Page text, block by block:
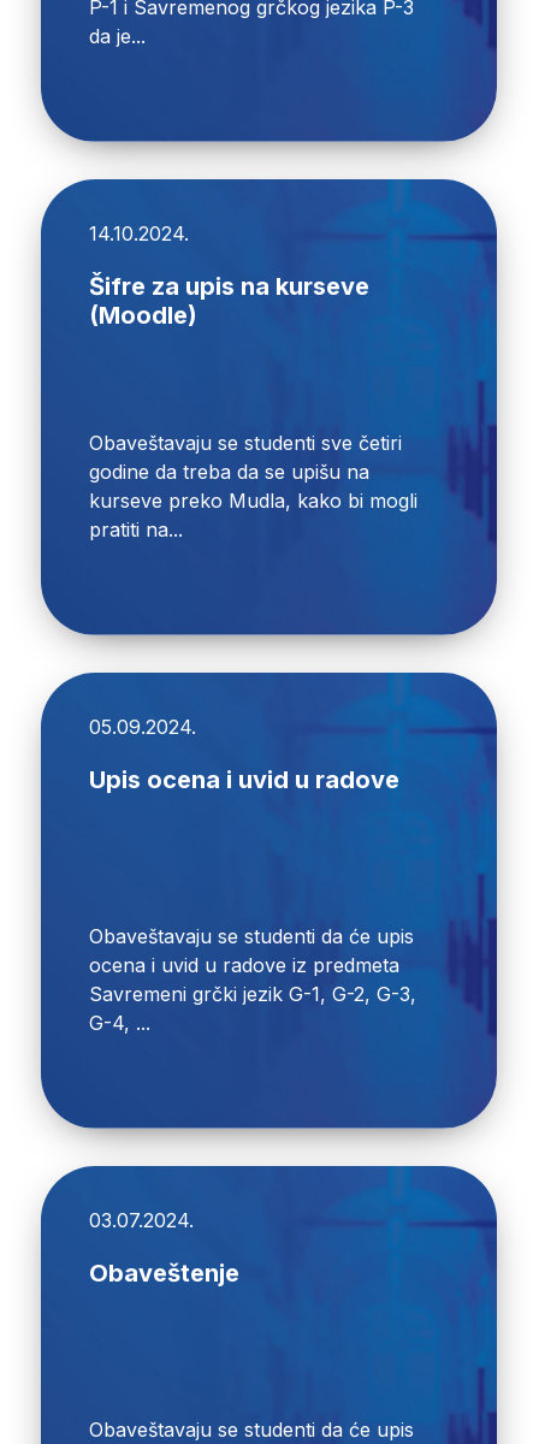
P-1 i Savremenog grčkog jezika P-3
da je...
14.10.2024.
Šifre za upis na kurseve
(Moodle)
Obaveštavaju se studenti sve četiri
godine da treba da se upišu na
kurseve preko Mudla, kako bi mogli
pratiti na...
05.09.2024.
Upis ocena i uvid u radove
Obaveštavaju se studenti da će upis
ocena i uvid u radove iz predmeta
Savremeni grčki jezik G-1, G-2, G-3,
G-4, ...
03.07.2024.
Obaveštenje
Obaveštavaju se studenti da će upis